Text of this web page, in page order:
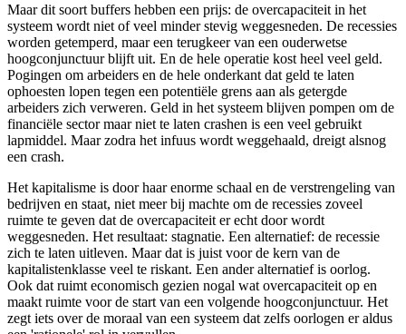
Maar dit soort buffers hebben een prijs: de overcapaciteit in het
systeem wordt niet of veel minder stevig weggesneden. De recessies
worden getemperd, maar een terugkeer van een ouderwetse
hoogconjunctuur blijft uit. En de hele operatie kost heel veel geld.
Pogingen om arbeiders en de hele onderkant dat geld te laten
ophoesten lopen tegen een potentiële grens aan als getergde
arbeiders zich verweren. Geld in het systeem blijven pompen om de
financiële sector maar niet te laten crashen is een veel gebruikt
lapmiddel. Maar zodra het infuus wordt weggehaald, dreigt alsnog
een crash.
Het kapitalisme is door haar enorme schaal en de verstrengeling van
bedrijven en staat, niet meer bij machte om de recessies zoveel
ruimte te geven dat de overcapaciteit er echt door wordt
weggesneden. Het resultaat: stagnatie. Een alternatief: de recessie
zich te laten uitleven. Maar dat is juist voor de kern van de
kapitalistenklasse veel te riskant. Een ander alternatief is oorlog.
Ook dat ruimt economisch gezien nogal wat overcapaciteit op en
maakt ruimte voor de start van een volgende hoogconjunctuur. Het
zegt iets over de moraal van een systeem dat zelfs oorlogen er aldus